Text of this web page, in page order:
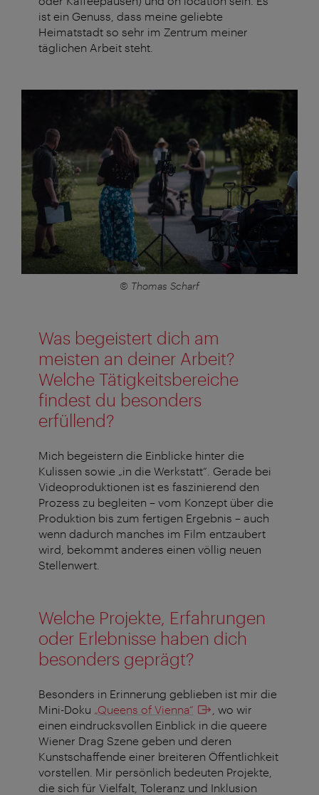
ist ein Genuss, dass meine geliebte
Heimatstadt so sehr im Zentrum meiner
täglichen Arbeit steht.
© Thomas Scharf
Was begeistert dich am
meisten an deiner Arbeit?
Welche Tätigkeitsbereiche
findest du besonders
erfüllend?
Mich begeistern die Einblicke hinter die
Kulissen sowie „in die Werkstatt“. Gerade bei
Videoproduktionen ist es faszinierend den
Prozess zu begleiten – vom Konzept über die
Produktion bis zum fertigen Ergebnis – auch
wenn dadurch manches im Film entzaubert
wird, bekommt anderes einen völlig neuen
Stellenwert.
Welche Projekte, Erfahrungen
oder Erlebnisse haben dich
besonders geprägt?
Besonders in Erinnerung geblieben ist mir die
Mini-Doku „Queens of Vienna“
, wo wir
einen eindrucksvollen Einblick in die queere
Wiener Drag Szene geben und deren
Kunstschaffende einer breiteren Öffentlichkeit
vorstellen. Mir persönlich bedeuten Projekte,
die sich für Vielfalt, Toleranz und Inklusion